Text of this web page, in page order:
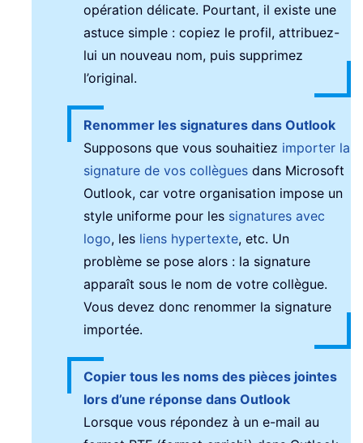
opération délicate. Pourtant, il existe une
astuce simple : copiez le profil, attribuez-
lui un nouveau nom, puis supprimez
l’original.
Renommer les signatures dans Outlook
Supposons que vous souhaitiez importer la
signature de vos collègues dans Microsoft
Outlook, car votre organisation impose un
style uniforme pour les signatures avec
logo, les liens hypertexte, etc. Un
problème se pose alors : la signature
apparaît sous le nom de votre collègue.
Vous devez donc renommer la signature
importée.
Copier tous les noms des pièces jointes
lors d’une réponse dans Outlook
Lorsque vous répondez à un e-mail au